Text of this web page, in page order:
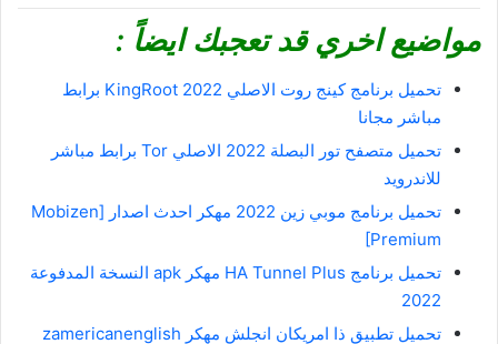
مواضيع اخري قد تعجبك ايضاً :
تحميل برنامج كينج روت الاصلي 2022 KingRoot برابط
مباشر مجانا
تحميل متصفح تور البصلة 2022 الاصلي Tor برابط مباشر
للاندرويد
تحميل برنامج موبي زين 2022 مهكر احدث اصدار [Mobizen
[Premium
تحميل برنامج HA Tunnel Plus مهكر apk النسخة المدفوعة
2022
تحميل تطبيق ذا امريكان انجلش مهكر zamericanenglish